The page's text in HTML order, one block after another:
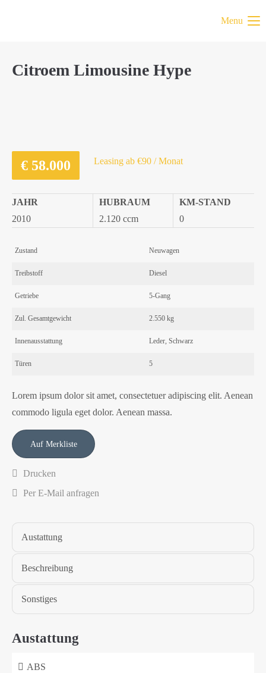
Menu
Citroem Limousine Hype
€ 58.000 Leasing ab €90 / Monat
JAHR
2010
HUBRAUM
2.120 ccm
KM-STAND
0
Zustand Neuwagen
Treibstoff Diesel
Getriebe 5-Gang
Zul. Gesamtgewicht 2.550 kg
Innenausstattung Leder, Schwarz
Türen 5
Lorem ipsum dolor sit amet, consectetuer adipiscing elit. Aenean
commodo ligula eget dolor. Aenean massa.
Drucken
Per E-Mail anfragen
Austattung
Beschreibung
Sonstiges
Austattung
ABS